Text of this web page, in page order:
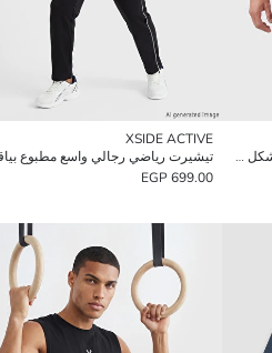
قميص رياضي رجالي مطبوع بياقة على شكل حرف V
XSIDE ACTIVE
تيشيرت رياضي رجالي واسع مطبوع
699.00 EGP